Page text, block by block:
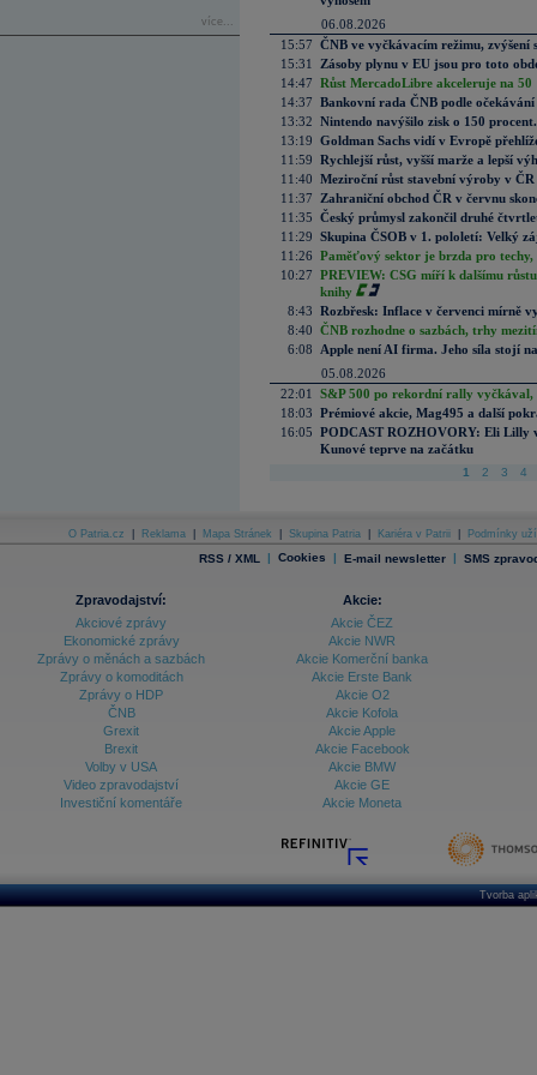
více...
06.08.2026
15:57 ČNB ve vyčkávacím režimu, zvýšení
15:31
Zásoby plynu v EU jsou pro toto
14:47 Růst MercadoLibre akceleruje na
14:37 Bankovní rada ČNB podle
13:32 Nintendo navýšilo zisk o 150
13:19 Goldman Sachs vidí v Evropě
11:59 Rychlejší růst, vyšší marže a lepší
11:40 Meziroční růst stavební výroby v
11:37
Zahraniční obchod ČR v červnu
11:35 Český průmysl zakončil druhé
11:29 Skupina ČSOB v 1. pololetí: Velký
11:26 Paměťový sektor je brzda pro techy,
10:27 PREVIEW: CSG míří k dalšímu
knihy
8:43 Rozbřesk: Inflace v červenci mírně
8:40 ČNB rozhodne o sazbách, trhy
6:08
Apple není AI firma. Jeho síla stojí
05.08.2026
22:01
S&P 500 po rekordní rally vyčkával,
18:03 Prémiové akcie, Mag495 a další
16:05 PODCAST ROZHOVORY: Eli Lilly
Kunové teprve na začátku
1 2 3 4
O Patria.cz Reklama Mapa Stránek Skupina Patria Kariéra v Patrii Podmínky
RSS / XML | Cookies | E-mail newsletter | SMS
Zpravodajství:
Akciové zprávy
Ekonomické zprávy
Zprávy o měnách a sazbách
Zprávy o komoditách
Zprávy o HDP
ČNB
Grexit
Brexit
Volby v USA
Video zpravodajství
Investiční komentáře
Akcie:
Akcie ČEZ
Akcie NWR
Akcie Komerční banka
Akcie Erste Bank
Akcie O2
Akcie Kofola
Akcie Apple
Akcie Facebook
Akcie BMW
Akcie GE
Akcie Moneta
Tvorba